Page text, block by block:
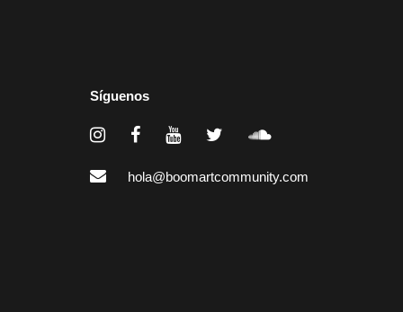
Síguenos
hola@boomartcommunity.com